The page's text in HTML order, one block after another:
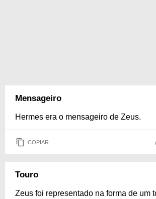
Mensageiro
Hermes era o mensageiro de Zeus.
COPIAR
Touro
Zeus foi representado na forma de um